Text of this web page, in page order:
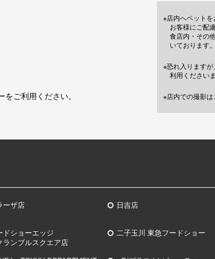
ご利用ください。
※店内へペット
お客様にご配
食店内・その
いております
※恐れ入ります
利用ください
※店内での撮影は
ーザ店 日吉店
ドショーエッジ
ランブルスクエア店
二子玉川 東急フードショー